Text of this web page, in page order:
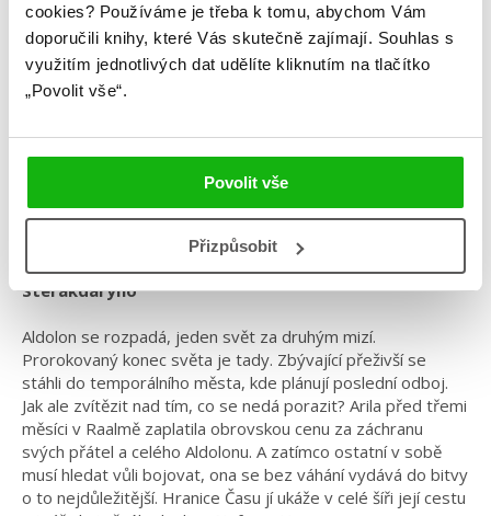
cookies? Používáme je třeba k tomu, abychom Vám
doporučili knihy, které Vás skutečně zajímají. Souhlas s
využitím jednotlivých dat udělíte kliknutím na tlačítko
„Povolit vše“.
Povolit vše
Přizpůsobit
Kategorie: young adult
Arila: Hranice času
#češtíautoři #magie
#radekstarý
Závěrečný díl epické fantasy série od youtubera
Sterakdaryho
Aldolon se rozpadá, jeden svět za druhým mizí.
Prorokovaný konec světa je tady. Zbývající přeživší se
stáhli do temporálního města, kde plánují poslední odboj.
Jak ale zvítězit nad tím, co se nedá porazit? Arila před třemi
měsíci v Raalmě zaplatila obrovskou cenu za záchranu
svých přátel a celého Aldolonu. A zatímco ostatní v sobě
musí hledat vůli bojovat, ona se bez váhání vydává do bitvy
o to nejdůležitější. Hranice Času jí ukáže v celé šíři její cestu